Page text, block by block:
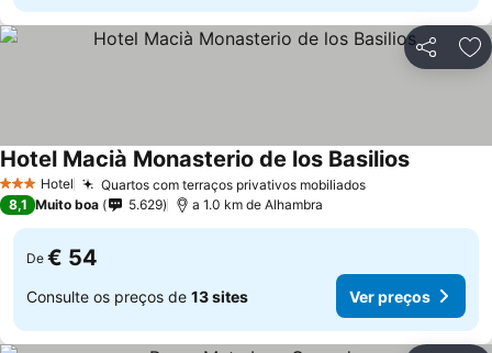
Partilhar
3 EstrelasHotel Quartos com terraços privativos mobiliados
Hotel Macià Monasterio de los Basilios
8,1 Muito boa 5.629 a 1.0 km de Alhambra
De € 54
Consulte os preços de 13 sites Ver preços